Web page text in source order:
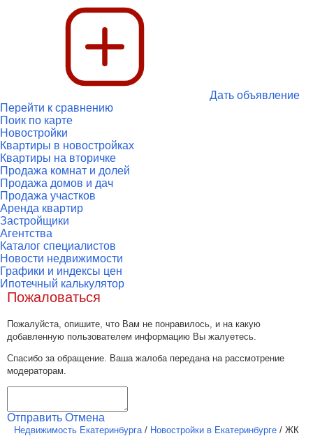
Дать объявление
Перейти к сравнению
Поик по карте
Новостройки
Квартиры в новостройках
Квартиры на вторичке
Продажа комнат и долей
Продажа домов и дач
Продажа участков
Аренда квартир
Застройщики
Агентства
Каталог специалистов
Новости недвижимости
Графики и индексы цен
Ипотечный калькулятор
Пожаловаться
Пожалуйста, опишите, что Вам не понравилось, и на какую
добавленную пользователем информацию Вы жалуетесь.
Спасибо за обращение. Ваша жалоба передана на рассмотрение
модераторам.
Отправить Отмена
Недвижимость Екатеринбурга/ Новостройки в Екатеринбурге / ЖК